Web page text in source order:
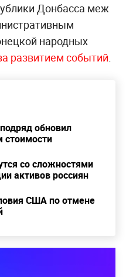
Донбасса меж
народных
развитием событий.
обновил
стоимости
со сложностями
активов россиян
США по отмене